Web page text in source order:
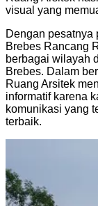
visual yang
Dengan pesatnya
Brebes Rancang
berbagai wilayah
Brebes. Dalam
Ruang Arsitek
informatif karena
komunikasi yang
terbaik.